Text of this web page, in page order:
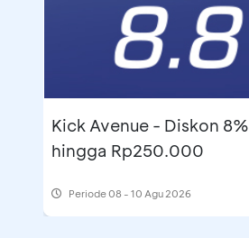
Kick Avenue - Diskon 8%
hingga Rp250.000
Periode08 - 10 Agu 2026